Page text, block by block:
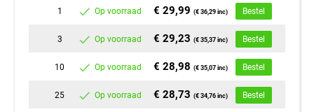
1 Op voorraad € 29,99(€ 36,29 inc) Bestel
3 Op voorraad € 29,23(€ 35,37 inc) Bestel
10 Op voorraad € 28,98(€ 35,07 inc) Bestel
25 Op voorraad € 28,73(€ 34,76 inc) Bestel